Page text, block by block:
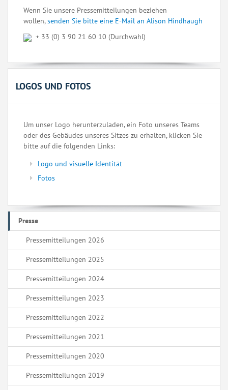
Wenn Sie unsere Pressemitteilungen beziehen
wollen,senden Sie bitte eine E-Mail an Alison Hindhaugh
+ 33 (0) 3 90 21 60 10 (Durchwahl)
LOGOS UND FOTOS
Um unser Logo herunterzuladen, ein Foto unseres Teams
oder des Gebäudes unseres Sitzes zu erhalten, klicken Sie
bitte auf die folgenden Links:
Logo und visuelle Identität
Fotos
Presse
Pressemitteilungen 2026
Pressemitteilungen 2025
Pressemitteilungen 2024
Pressemitteilungen 2023
Pressemitteilungen 2022
Pressemitteilungen 2021
Pressemitteilungen 2020
Pressemitteilungen 2019